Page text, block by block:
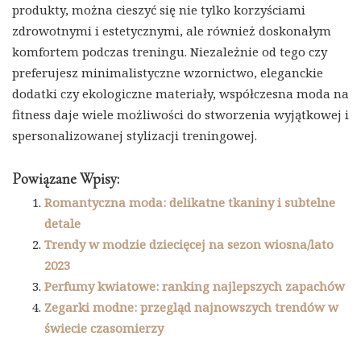
produkty, można cieszyć się nie tylko korzyściami
zdrowotnymi i estetycznymi, ale również doskonałym
komfortem podczas treningu. Niezależnie od tego czy
preferujesz minimalistyczne wzornictwo, eleganckie
dodatki czy ekologiczne materiały, współczesna moda na
fitness daje wiele możliwości do stworzenia wyjątkowej i
spersonalizowanej stylizacji treningowej.
Powiązane Wpisy:
Romantyczna moda: delikatne tkaniny i subtelne
detale
Trendy w modzie dziecięcej na sezon wiosna/lato
2023
Perfumy kwiatowe: ranking najlepszych zapachów
Zegarki modne: przegląd najnowszych trendów w
świecie czasomierzy